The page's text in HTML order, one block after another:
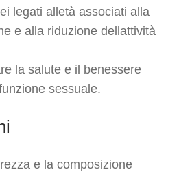
legati alletà associati alla
e alla riduzione dellattività
la salute e il benessere
sessuale.
e la composizione